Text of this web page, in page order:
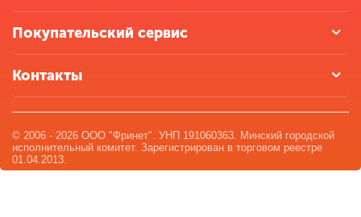
Покупательский сервис
Контакты
© 2006 - 2026 ООО "Фринет". УНП 191060363. Минский городской
исполнительный комитет. Зарегистрирован в торговом реестре
01.04.2013.